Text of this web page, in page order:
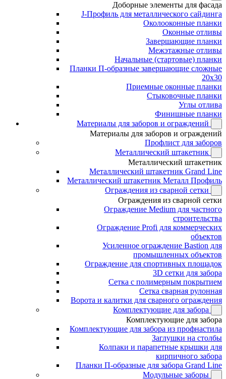
Доборные элементы для фасада
J-Профиль для металлического сайдинга
Околооконные планки
Оконные отливы
Завершающие планки
Межэтажные отливы
Начальные (стартовые) планки
Планки П-образные завершающие сложные
20x30
Приемные оконные планки
Стыковочные планки
Углы отлива
Финишные планки
Материалы для заборов и ограждений
Материалы для заборов и ограждений
Профлист для заборов
Металлический штакетник
Металлический штакетник
Металлический штакетник Grand Line
Металлический штакетник Металл Профиль
Ограждения из сварной сетки
Ограждения из сварной сетки
Ограждение Medium для частного
строительства
Ограждение Profi для коммерческих
объектов
Усиленное ограждение Bastion для
промышленных объектов
Ограждение для спортивных площадок
3D сетки для забора
Сетка с полимерным покрытием
Сетка сварная рулонная
Ворота и калитки для сварного ограждения
Комплектующие для забора
Комплектующие для забора
Комплектующие для забора из профнастила
Заглушки на столбы
Колпаки и парапетные крышки для
кирпичного забора
Планки П-образные для забора Grand Line
Модульные заборы